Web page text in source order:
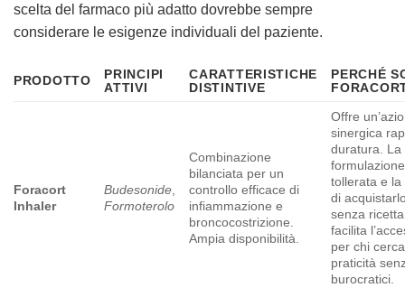
scelta del farmaco più adatto dovrebbe sempre
considerare le esigenze individuali del paziente.
PRODOTTO
PRINCIPI
ATTIVI
CARATTERISTICHE
DISTINTIVE
PERCHÉ
Foracort
Inhaler
Budesonide,
Formoterolo
Combinazione
bilanciata per un
controllo efficace di
infiammazione e
broncocostrizione.
Ampia disponibilità.
Offre
sinergica
duratura. La
tollerata e la
di
senza
facilita
per chi
praticità
burocratici.